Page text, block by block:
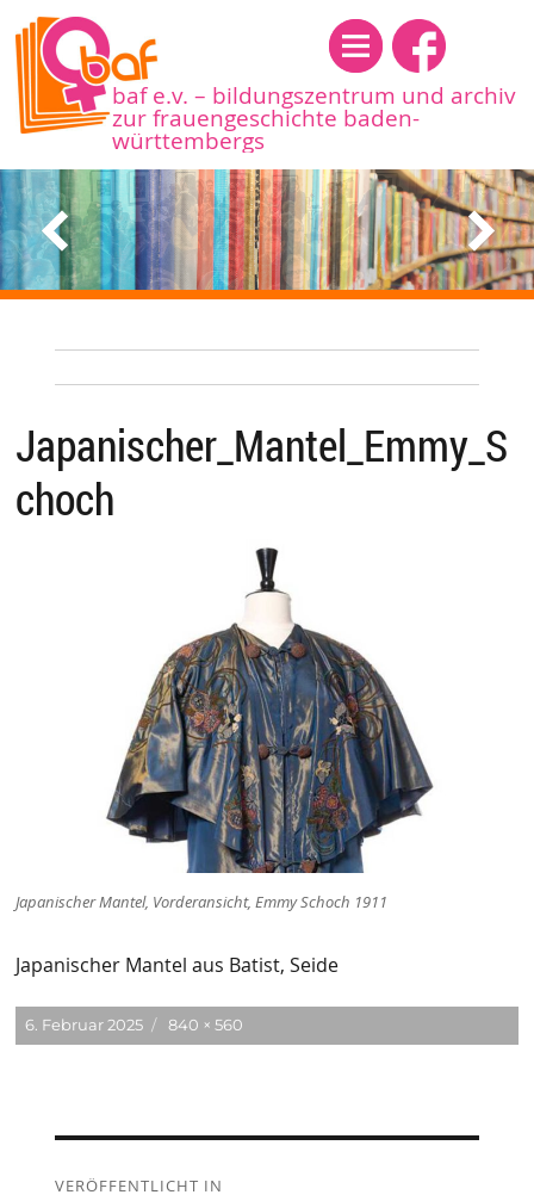
baf e.v. – bildungszentrum und archiv
zur frauengeschichte baden-
württembergs
Menü
Japanischer_Mantel_Emmy_S
choch
Japanischer Mantel, Vorderansicht, Emmy Schoch 1911
Japanischer Mantel aus Batist, Seide
Veröffentlicht
am
6. Februar 2025 Originalgröße
840 × 560
VERÖFFENTLICHT IN